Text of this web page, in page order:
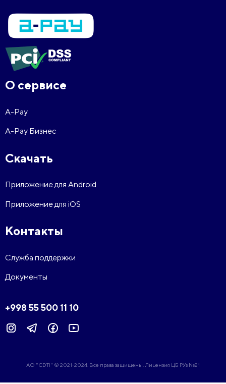
О сервисе
A-Pay
A-Pay Бизнес
Скачать
Приложение для Android
Приложение для iOS
Контакты
Служба поддержки
Документы
+998 55 500 11 10
АО "CDTI" © 2021-2024. Все права защищены. Лицензия ЦБ РУз №21